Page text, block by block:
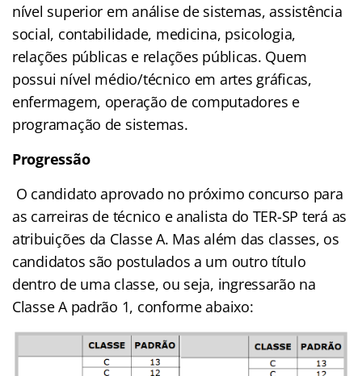
nível superior em análise de sistemas, assistência
social, contabilidade, medicina, psicologia,
relações públicas e relações públicas. Quem
possui nível médio/técnico em artes gráficas,
enfermagem, operação de computadores e
programação de sistemas.
Progressão
O candidato aprovado no próximo concurso para
as carreiras de técnico e analista do TER-SP terá as
atribuições da Classe A. Mas além das classes, os
candidatos são postulados a um outro título
dentro de uma classe, ou seja, ingressarão na
Classe A padrão 1, conforme abaixo: